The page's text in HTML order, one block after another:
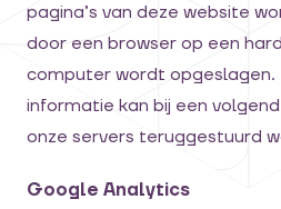
pagina’s van deze website
door een browser op een
computer wordt opgeslagen.
informatie kan bij een
onze servers teruggestuurd
Google Analytics